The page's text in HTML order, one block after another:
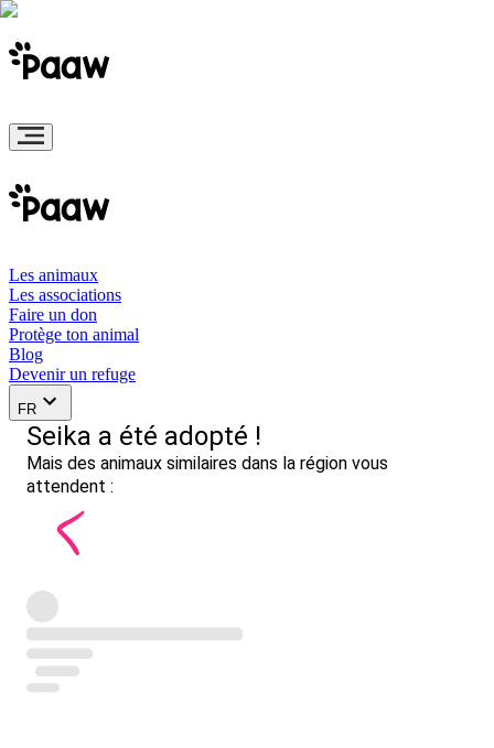
Les animaux
Les associations
Faire un don
Protège ton animal
Blog
Devenir un refuge
FR
Seika a été adopté !
Mais des animaux similaires dans la région vous
attendent :